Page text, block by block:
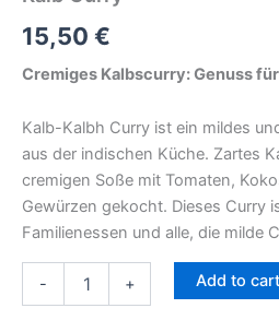
15,50 €
Cremiges Kalbscurry: Genuss
Kalb-Kalbh Curry ist ein mildes
aus der indischen Küche. Zartes
cremigen Soße mit Tomaten,
Gewürzen gekocht. Dieses Curry
Familienessen und alle, die milde
- + Add to cart